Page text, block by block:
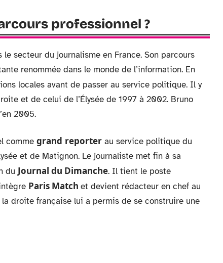
professionnel ?
secteur du journalisme en France. Son parcours
renommée dans le monde de l’information. En
locales avant de passer au service politique. Il y
et de celui de l’Élysée de 1997 à 2002. Bruno
2005.
comme grand reporter au service politique du
et de Matignon. Le journaliste met fin à sa
du Journal du Dimanche. Il tient le poste
Paris Match et devient rédacteur en chef au
droite française lui a permis de se construire une